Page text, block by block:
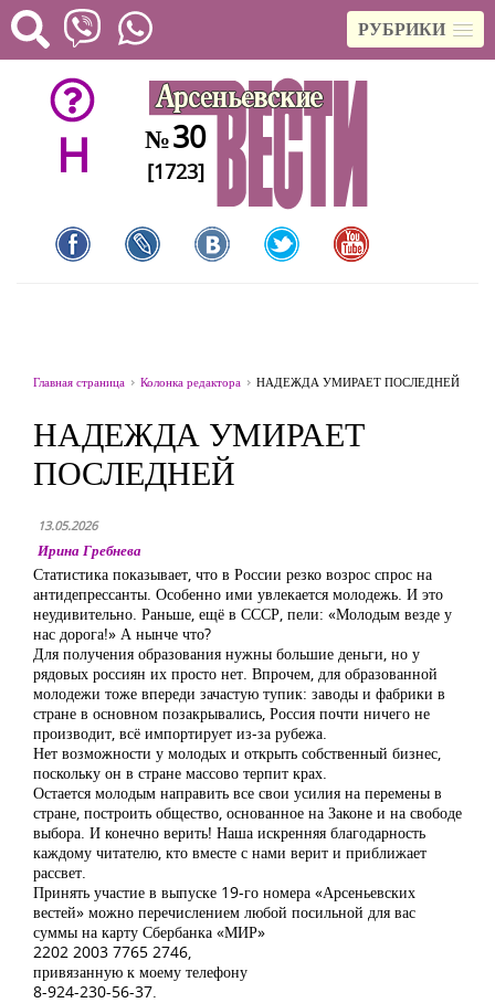
РУБРИКИ
H №30
[1723]
Главная страница Колонка редактора НАДЕЖДА УМИРАЕТ ПОСЛЕДНЕЙ
НАДЕЖДА УМИРАЕТ
ПОСЛЕДНЕЙ
13.05.2026
Ирина Гребнева
Статистика показывает, что в России резко возрос спрос на
антидепрессанты. Особенно ими увлекается молодежь. И это
неудивительно. Раньше, ещё в СССР, пели: «Молодым везде у
нас дорога!» А нынче что?
Для получения образования нужны большие деньги, но у
рядовых россиян их просто нет. Впрочем, для образованной
молодежи тоже впереди зачастую тупик: заводы и фабрики в
стране в основном позакрывались, Россия почти ничего не
производит, всё импортирует из-за рубежа.
Нет возможности у молодых и открыть собственный бизнес,
поскольку он в стране массово терпит крах.
Остается молодым направить все свои усилия на перемены в
стране, построить общество, основанное на Законе и на свободе
выбора. И конечно верить! Наша искренняя благодарность
каждому читателю, кто вместе с нами верит и приближает
рассвет.
Принять участие в выпуске 19-го номера «Арсеньевских
вестей» можно перечислением любой посильной для вас
суммы на карту Сбербанка «МИР»
2202 2003 7765 2746,
привязанную к моему телефону
8-924-230-56-37.